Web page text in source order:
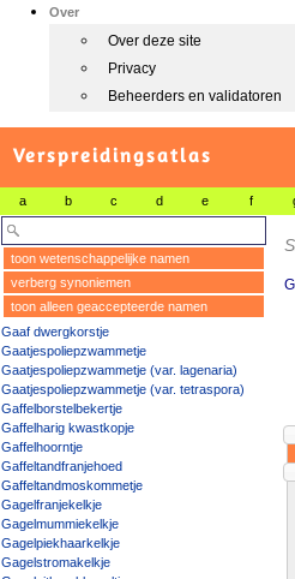
Over
Over deze site
Privacy
Beheerders en validatoren
Verspreidingsatlas
a b c d e f
toon wetenschappelijke namen
verberg synoniemen
toon alleen geaccepteerde namen
Gaaf dwergkorstje
Gaatjespoliepzwammetje
Gaatjespoliepzwammetje (var. lagenaria)
Gaatjespoliepzwammetje (var. tetraspora)
Gaffelborstelbekertje
Gaffelharig kwastkopje
Gaffelhoorntje
Gaffeltandfranjehoed
Gaffeltandmoskommetje
Gagelfranjekelkje
Gagelmummiekelkje
Gagelpiekhaarkelkje
Gagelstromakelkje